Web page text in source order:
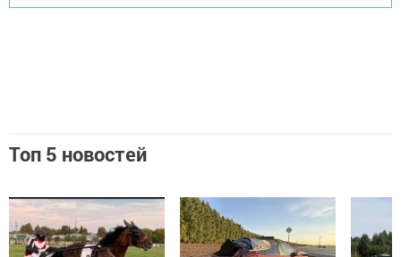
Топ 5 новостей